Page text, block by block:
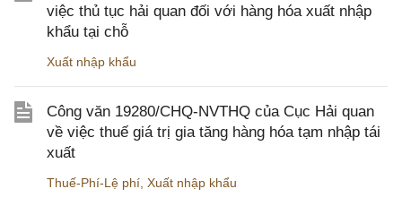
việc thủ tục hải quan đối với hàng hóa xuất nhập
khẩu tại chỗ
Xuất nhập khẩu
Công văn 19280/CHQ-NVTHQ của Cục Hải quan
về việc thuế giá trị gia tăng hàng hóa tạm nhập tái
xuất
Thuế-Phí-Lệ phí Xuất nhập khẩu